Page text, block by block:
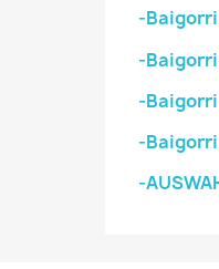
-Baigorri
-
-
-Baigorri
-